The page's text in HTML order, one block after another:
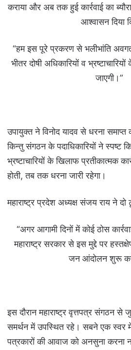
कराया और अब तक हुई कार्रवाई का
आश्वासन दिया
“हम इस पूरे प्रकरण से भलीभांति
भीतर दोषी अधिकारियों व
जाएगी।”
उपायुक्त ने विनोद यादव से धरना
किन्तु संगठन के पदाधिकारियों ने स्पष्ट
भ्रष्टाचारियों के खिलाफ प्रतीकात्मक
होती, तब तक धरना जारी रहेगा।
महाराष्ट्र प्रदेश अध्यक्ष संजय राय ने
“अगर आगामी दिनों में कोई ठोस
महाराष्ट्र सरकार से इस मुद्दे पर
जन आंदोलन शुरू
इस दौरान महाराष्ट्र वृत्तपत्र संगठन से
समर्थन में उपस्थित रहे। सबने एक स्वर में
पत्रकारों की आवाज को अनसुना